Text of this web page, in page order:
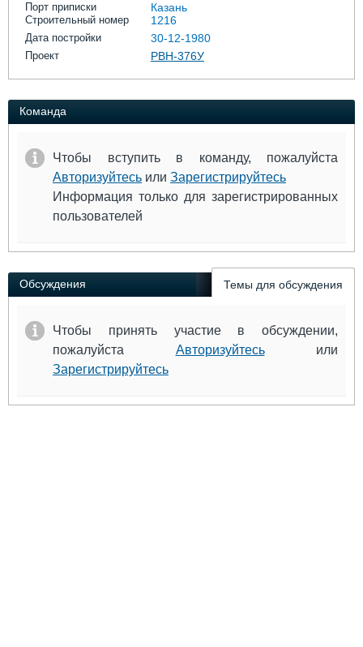
Порт приписки Казань
Строительный номер 1216
Дата постройки 30-12-1980
Проект РВН-376У
Команда
Чтобы вступить в команду, пожалуйста
Авторизуйтесь или Зарегистрируйтесь
Информация только для зарегистрированных
пользователей
Обсуждения Темы для обсуждения
Чтобы принять участие в обсуждении,
пожалуйста Авторизуйтесьили
Зарегистрируйтесь